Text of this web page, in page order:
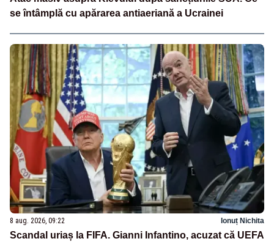
se întâmplă cu apărarea antiaeriană a Ucrainei
8 aug. 2026, 09:22 Ionuț Nichita
Scandal uriaș la FIFA. Gianni Infantino, acuzat că UEFA